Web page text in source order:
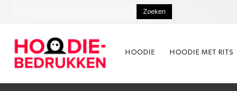
HOODIE HOODIE MET RITS